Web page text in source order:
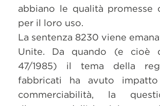
abbiano le qualità promesse
per il loro uso.
La sentenza 8230 viene
Unite. Da quando (e cioè
47/1985) il tema della
fabbricati ha avuto
commerciabilità, la